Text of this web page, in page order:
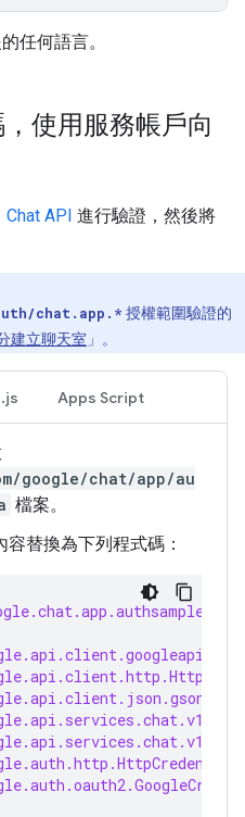
任何語言。
使用服務帳戶向
Chat API 進行驗證，然後將
chat.app.* 授權範圍驗證的
建立聊天室 」。
Apps Script
google/chat/app/au
檔案。
容替換為下列程式碼：